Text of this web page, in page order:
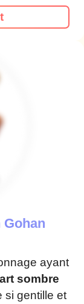
ayant
sombre
si gentille et